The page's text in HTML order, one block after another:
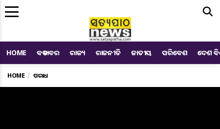
HOME ବଡ ଖବର ରାଜ୍ୟ ରାଜନୀତି ଜାତୀୟ ପରିବେଶ ଦେଶ
HOME ଅପରାଧ